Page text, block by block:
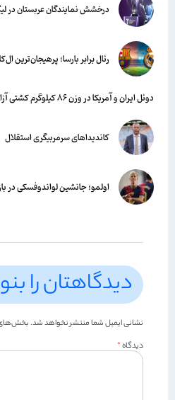
درخشش نمایندگان عربستان در لیگ
رئال برابر بارسا؛ پرهیجان‌‌ترین
دوئل ایران و آمریکا در وزن ۸۶ کیلوگرم کشتی آزاد
کاندیداهای سرمربیگری استقلال
اولمو؛ جانشین لواندوفسکی در بازی
دیدگاهتان را
نشانی ایمیل شما منتشر نخواهد شد.بخش‌های
دیدگاه*